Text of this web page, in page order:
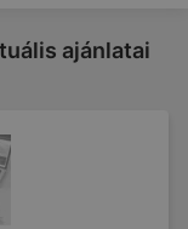
ajánlatai